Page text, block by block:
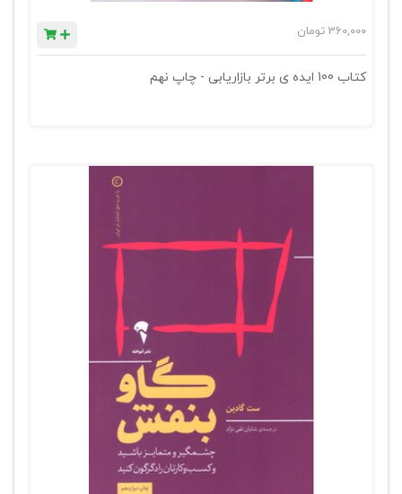
360,000 تومان
کتاب 100 ایده ی برتر بازاریابی - چاپ نهم